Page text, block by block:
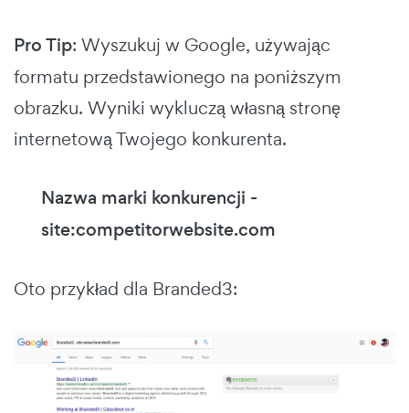
Pro Tip: Wyszukuj w Google, używając
formatu przedstawionego na poniższym
obrazku. Wyniki wykluczą własną stronę
internetową Twojego konkurenta.
Nazwa marki konkurencji -
site:competitorwebsite.com
Oto przykład dla Branded3: